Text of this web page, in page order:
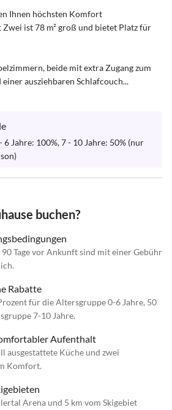
Ihnen höchsten Komfort
Zwei ist 78 m² groß und bietet Platz für
beide mit extra Zugang zum
ausziehbaren Schlafcouch...
Jahre: 100%, 7 - 10 Jahre: 50% (nur
buchen?
Tage vor Ankunft sind mit einer Gebühr
Rabatte
für die Altersgruppe 0-6 Jahre, 50
7-10 Jahre.
Aufenthalt
ausgestattete Küche und zwei
Komfort.
Arena und 5 km vom Skigebiet